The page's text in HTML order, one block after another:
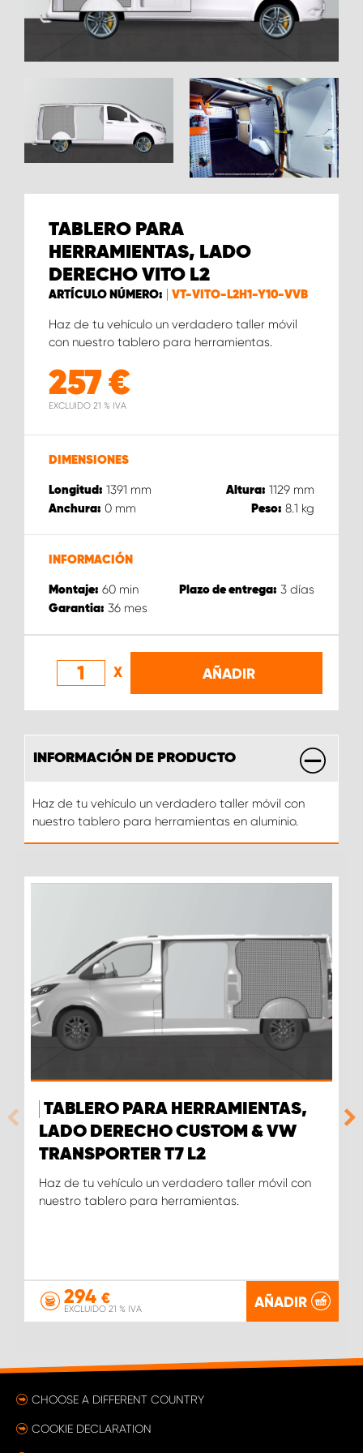
TABLERO PARA
HERRAMIENTAS, LADO
DERECHO VITO L2
ARTÍCULO NÚMERO: VT-VITO-L2H1-Y10-VVB
Haz de tu vehículo un verdadero taller móvil
con nuestro tablero para herramientas.
257€
EXCLUIDO 21 % IVA
DIMENSIONES
Longitud: 1391 mm Altura: 1129 mm
Anchura: 0 mm Peso: 8.1 kg
INFORMACIÓN
Montaje: 60 min Plazo de entrega: 3 días
Garantia: 36 mes
X AÑADIR
INFORMACIÓN DE PRODUCTO
Haz de tu vehículo un verdadero taller móvil con
nuestro tablero para herramientas en aluminio.
TABLERO PARA HERRAMIENTAS,
LADO DERECHO CUSTOM & VW
TRANSPORTER T7 L2
Haz de tu vehículo un verdadero taller móvil con
nuestro tablero para herramientas.
294 €
EXCLUIDO 21 % IVA AÑADIR
CHOOSE A DIFFERENT COUNTRY
COOKIE DECLARATION